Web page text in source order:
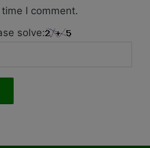
I comment.
solve: